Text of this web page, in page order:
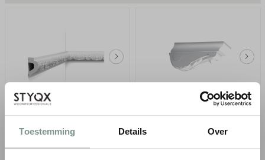
Toestemming Details Over
ORAC WANDLIJST P3020
B 6,1 x D 3,2 cm
Reeds voorzien van witte
ORAC ELEMENT C307A